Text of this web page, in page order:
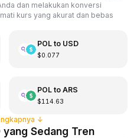
dan melakukan konversi
kurs yang akurat dan bebas
POLto USD
$0.077
POLto ARS
$114.63
↓
yang Sedang Tren